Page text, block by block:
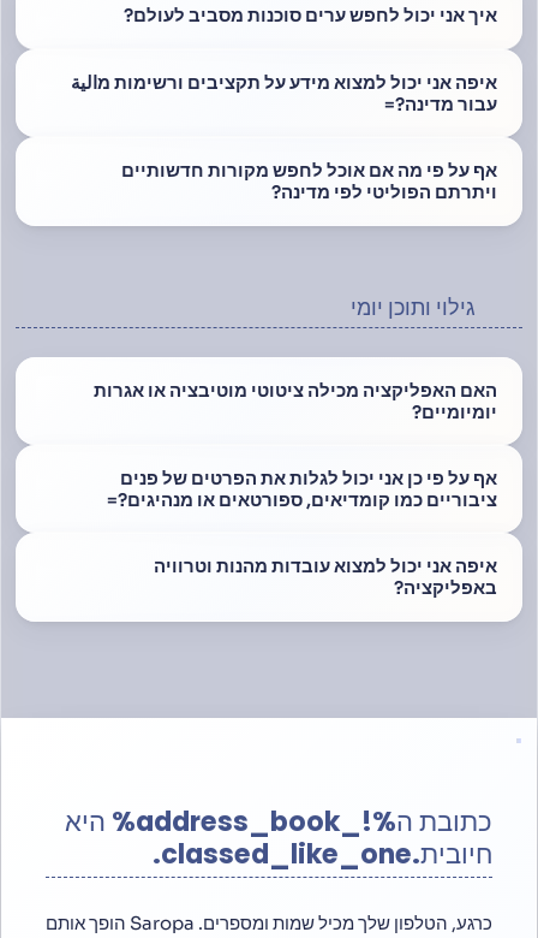
איך אני יכול לחפש ערים סוכנות מסביב לעולם?
איפה אני יכול למצוא מידע על תקציבים ורשימות מالية
עבור מדינה?=
אף על פי מה אם אוכל לחפש מקורות חדשותיים
ויתרתם הפוליטי לפי מדינה?
גילוי ותוכן יומי
האם האפליקציה מכילה ציטוטי מוטיבציה או אגרות
יומיומיים?
אף על פי כן אני יכול לגלות את הפרטים של פנים
ציבוריים כמו קומדיאים, ספורטאים או מנהיגים?=
איפה אני יכול למצוא עובדות מהנות וטרוויה
באפליקציה?
כתובת ה%!_address_book% היא
חיובית.classed_like_one.
כרגע, הטלפון שלך מכיל שמות ומספרים. Saropa הופך אותם